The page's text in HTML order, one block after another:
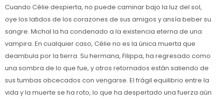
Cuando Célie despierta, no puede caminar bajo la luz del sol,
oye los latidos de los corazones de sus amigos y ansía beber su
sangre. Michal la ha condenado a la existencia eterna de una
vampira. En cualquier caso, Célie no es la única muerta que
deambula por la tierra. Su hermana, Filippa, ha regresado como
una sombra de lo que fue, y otros retornados están saliendo de
sus tumbas obcecados con vengarse. El frágil equilibrio entre la
vida y la muerte se ha roto, lo que ha despertado una fuerza aún